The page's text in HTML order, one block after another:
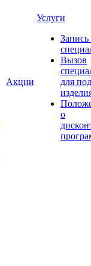
Акции
Услуги
Запись
Вызов
для
о